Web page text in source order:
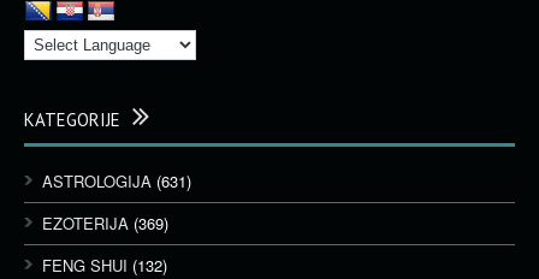
KATEGORIJE
ASTROLOGIJA (631)
EZOTERIJA (369)
FENG SHUI (132)